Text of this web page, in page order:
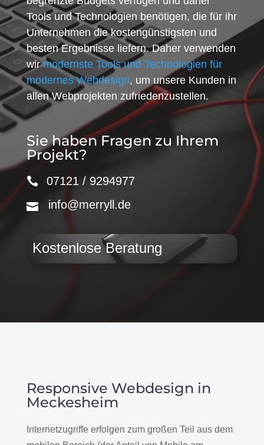
Tools und Technologien benötigen, die für ihr
Unternehmen die kostengünstigsten und
besten Ergebnisse liefern. Daher verwenden
wirmodernste Tools und Technologien für
modernes Webdesign, um unsere Kunden in
allen Webprojekten zufriedenzustellen.
Sie haben Fragen zu Ihrem
Projekt?
07121 / 9294977
info@merryll.de
Kostenlose Beratung
Responsive Webdesign in
Meckesheim
Internetzugriffe erfolgen zum großen Teil aus dem